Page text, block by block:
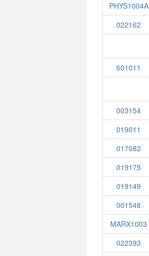
PHYS1004A
022162
601011
003154
019011
017082
019175
019149
001548
MARX1003
022393